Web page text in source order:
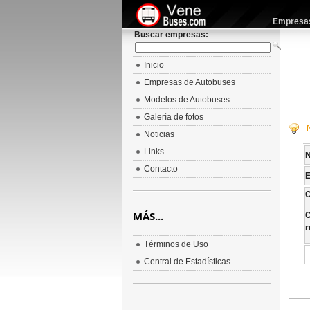
Buscar empresas:
Inicio
Empresas de Autobuses
Modelos de Autobuses
Galería de fotos
Noticias
Links
Contacto
MÁS...
Términos de Uso
Central de Estadísticas